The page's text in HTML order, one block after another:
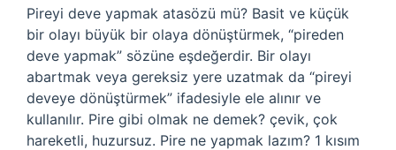
Pireyi deve yapmak atasözü mü? Basit ve küçük
bir olayı büyük bir olaya dönüştürmek, “pireden
deve yapmak” sözüne eşdeğerdir. Bir olayı
abartmak veya gereksiz yere uzatmak da “pireyi
deveye dönüştürmek” ifadesiyle ele alınır ve
kullanılır. Pire gibi olmak ne demek? çevik, çok
hareketli, huzursuz. Pire ne yapmak lazım? 1 kısım